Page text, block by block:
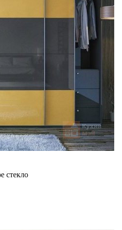
стекло